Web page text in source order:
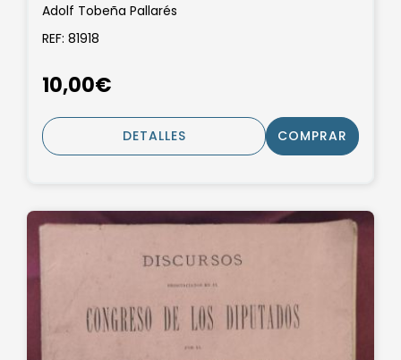
Adolf Tobeña Pallarés
REF: 81918
10,00€
DETALLES COMPRAR